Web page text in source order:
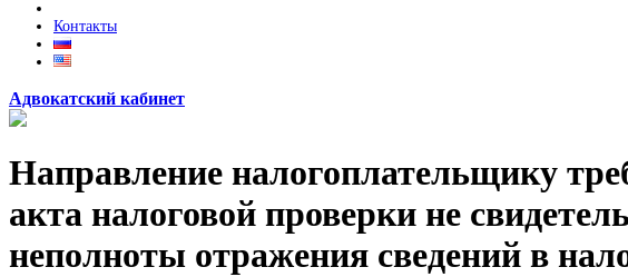
Контакты
Адвокатский кабинет
Направление налогоплательщику
акта налоговой проверки не
неполноты отражения сведений в